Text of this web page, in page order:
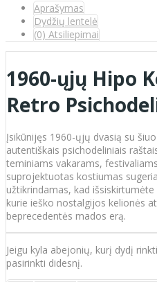
Aprašymas
Dydžių lentelė
(0) Atsiliepimai
1960-ųjų Hipo
Retro
Įsikūnijęs 1960-ųjų dvasią su
autentiškais psichodeliniais
teminiams vakarams,
suprojektuotas kostiumas
užtikrindamas, kad
kurie ieško nostalgijos kelionės
beprecedentės mados erą.
Jeigu kyla abejonių, kurį dydį
pasirinkti didesnį.